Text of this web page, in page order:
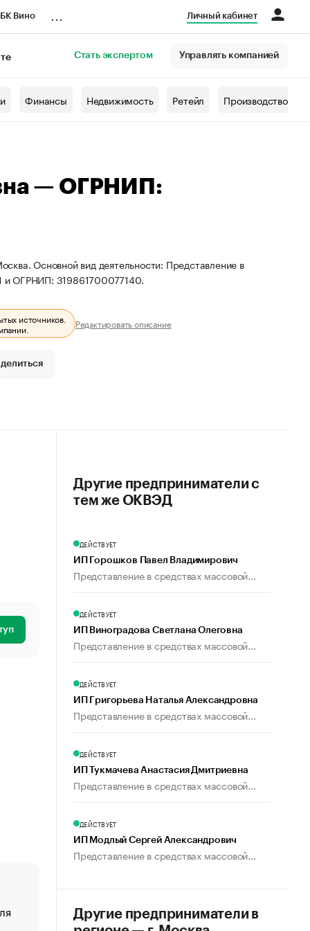
Вино Личный кабинет
Стать экспертом Управлять компанией
Финансы Недвижимость Ретейл Производство
— ОГРНИП:
Основной вид деятельности: Представление в
и ОГРНИП: 319861700077140.
источников.
Редактировать описание
«От спорта тело стареет иначе». Как живет глава
создавшей GTA
Другие предприниматели с
тем же ОКВЭД
ДЕЙСТВУЕТ
ИП Горошков Павел Владимирович
Представление в средствах массовой...
ДЕЙСТВУЕТ
ИП Виноградова Светлана Олеговна
Представление в средствах массовой...
ДЕЙСТВУЕТ
ИП Григорьева Наталья Александровна
Представление в средствах массовой...
ДЕЙСТВУЕТ
ИП Тукмачева Анастасия Дмитриевна
Представление в средствах массовой...
ДЕЙСТВУЕТ
ИП Модлый Сергей Александрович
Представление в средствах массовой...
Другие предприниматели в